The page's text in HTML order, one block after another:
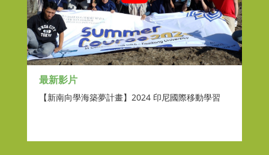
最新影片
【新南向學海築夢計畫】2024 印尼國際移動學習